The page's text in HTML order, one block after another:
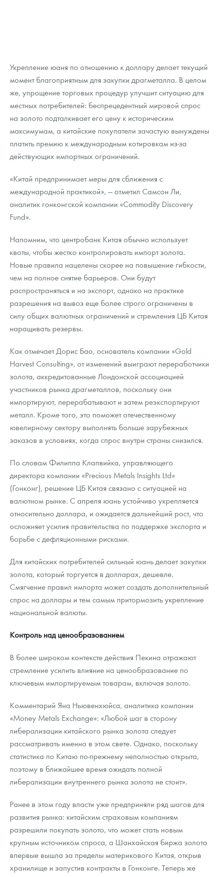
Укрепление юаня по отношению к доллару делает текущий
момент благоприятным для закупки драгметалла. В целом
же, упрощение торговых процедур улучшит ситуацию для
местных потребителей: беспрецедентный мировой спрос
на золото подталкивает его цену к историческим
максимумам, а китайские покупатели зачастую вынуждены
платить премию к международным котировкам из-за
действующих импортных ограничений.
«Китай предпринимает меры для сближения с
международной практикой», — отметил Самсон Ли,
аналитик гонконгской компании «Commodity Discovery
Fund».
Напомним, что центробанк Китая обычно использует
квоты, чтобы жестко контролировать импорт золота.
Новые правила нацелены скорее на повышение гибкости,
чем на полное снятие барьеров. Они будут
распространяться и на экспорт, однако на практике
разрешения на вывоз еще более строго ограничены в
силу общих валютных ограничений и стремления ЦБ Китая
наращивать резервы.
Как отмечает Дорис Бао, основатель компании «Gold
Harvest Consulting», от изменений выиграют переработчики
золота, аккредитованные Лондонской ассоциацией
участников рынка драгметаллов, поскольку они
импортируют, перерабатывают и затем реэкспортируют
металл. Кроме того, это поможет отечественному
ювелирному сектору выполнять больше зарубежных
заказов в условиях, когда спрос внутри страны снизился.
По словам Филиппа Клапвийка, управляющего
директора компании «Precious Metals Insights Ltd»
(Гонконг), решение ЦБ Китая связано с ситуацией на
валютном рынке. С апреля юань устойчиво укрепляется
относительно доллара, и ожидается дальнейший рост, что
осложняет усилия правительства по поддержке экспорта и
борьбе с дефляционными рисками.
Для китайских потребителей сильный юань делает закупки
золота, который торгуется в долларах, дешевле.
Смягчение правил импорта может создать дополнительный
спрос на доллары и тем самым притормозить укрепление
национальной валюты.
Контроль над ценообразованием
В более широком контексте действия Пекина отражают
стремление усилить влияние на ценообразование по
ключевым импортируемым товарам, включая золото.
Комментарий Яна Ньювенхюйса, аналитика компании
«Money Metals Exchange»: «Любой шаг в сторону
либерализации китайского рынка золота следует
рассматривать именно в этом свете. Однако, поскольку
статистика по Китаю по-прежнему неполностью открыта,
поэтому в ближайшее время ожидать полной
либерализации внутреннего рынка золота не стоит».
Ранее в этом году власти уже предприняли ряд шагов для
развития рынка: китайским страховым компаниям
разрешили покупать золото, что может стать новым
крупным источником спроса, а Шанхайская биржа золота
впервые вышла за пределы материкового Китая, открыв
хранилище и запустив контракты в Гонконге. Теперь же